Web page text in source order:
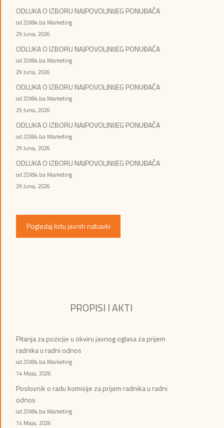
ODLUKA O IZBORU NAJPOVOLJNIJEG PONUĐAČA
od ZOI84.ba Marketing
29 Juna, 2026
ODLUKA O IZBORU NAJPOVOLJNIJEG PONUĐAČA
od ZOI84.ba Marketing
29 Juna, 2026
ODLUKA O IZBORU NAJPOVOLJNIJEG PONUĐAČA
od ZOI84.ba Marketing
29 Juna, 2026
ODLUKA O IZBORU NAJPOVOLJNIJEG PONUĐAČA
od ZOI84.ba Marketing
29 Juna, 2026
ODLUKA O IZBORU NAJPOVOLJNIJEG PONUĐAČA
od ZOI84.ba Marketing
29 Juna, 2026
Pogledaj listu javnih nabavki
PROPISI I AKTI
Pitanja za pozicije u okviru javnog oglasa za prijem
radnika u radni odnos
od ZOI84.ba Marketing
14 Maja, 2026
Poslovnik o radu komisije za prijem radnika u radni
odnos
od ZOI84.ba Marketing
14 Maja, 2026